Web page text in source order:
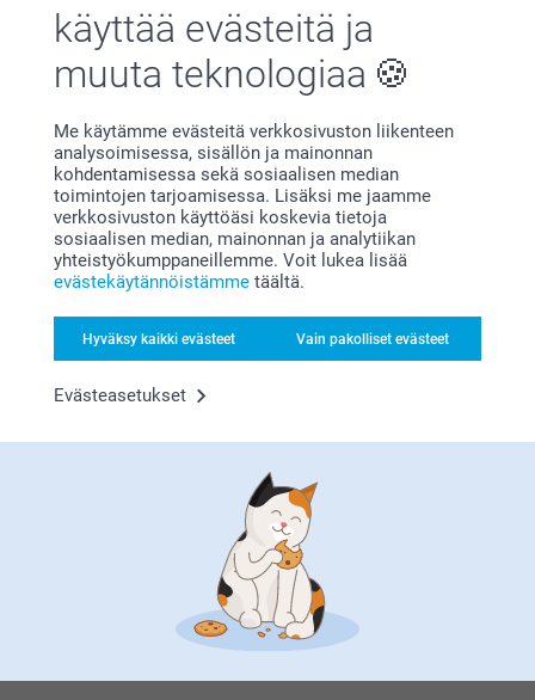
käyttää evästeitä ja
muuta teknologiaa
Me käytämme evästeitä verkkosivuston liikenteen
analysoimisessa, sisällön ja mainonnan
kohdentamisessa sekä sosiaalisen median
toimintojen tarjoamisessa. Lisäksi me jaamme
verkkosivuston käyttöäsi koskevia tietoja
sosiaalisen median, mainonnan ja analytiikan
yhteistyökumppaneillemme. Voit lukea lisää
evästekäytännöistämme täältä.
Hyväksy kaikki evästeet Vain pakolliset evästeet
Evästeasetukset
Tyytyväisyystakuu
Bonusta kaikista tilauksista
Etsitkö inspiraatiota?
Olemme täällä sinun vuoksesi